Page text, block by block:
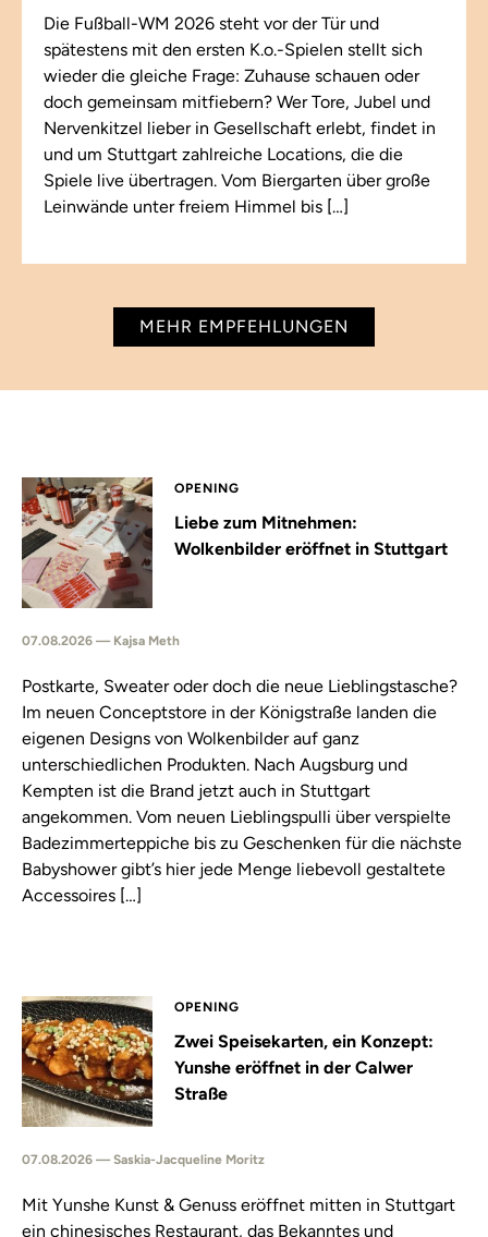
Die Fußball-WM 2026 steht vor der Tür und
spätestens mit den ersten K.o.-Spielen stellt sich
wieder die gleiche Frage: Zuhause schauen oder
doch gemeinsam mitfiebern? Wer Tore, Jubel und
Nervenkitzel lieber in Gesellschaft erlebt, findet in
und um Stuttgart zahlreiche Locations, die die
Spiele live übertragen. Vom Biergarten über große
Leinwände unter freiem Himmel bis […]
MEHR EMPFEHLUNGEN
OPENING
Liebe zum Mitnehmen:
Wolkenbilder eröffnet in Stuttgart
07.08.2026 — Kajsa Meth
Postkarte, Sweater oder doch die neue Lieblingstasche?
Im neuen Conceptstore in der Königstraße landen die
eigenen Designs von Wolkenbilder auf ganz
unterschiedlichen Produkten. Nach Augsburg und
Kempten ist die Brand jetzt auch in Stuttgart
angekommen. Vom neuen Lieblingspulli über verspielte
Badezimmerteppiche bis zu Geschenken für die nächste
Babyshower gibt’s hier jede Menge liebevoll gestaltete
Accessoires […]
OPENING
Zwei Speisekarten, ein Konzept:
Yunshe eröffnet in der Calwer
Straße
07.08.2026 — Saskia-Jacqueline Moritz
Mit Yunshe Kunst & Genuss eröffnet mitten in Stuttgart
ein chinesisches Restaurant, das Bekanntes und